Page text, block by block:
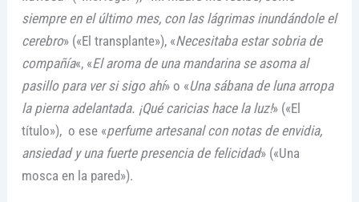
siempre en el último mes, con las lágrimas inundándole el
cerebro» («El transplante»), «Necesitaba estar sobria de
compañía«, «El aroma de una mandarina se asoma al
pasillo para ver si sigo ahí» o «Una sábana de luna arropa
la pierna adelantada. ¡Qué caricias hace la luz!» («El
título»), o ese «perfume artesanal con notas de envidia,
ansiedad y una fuerte presencia de felicidad» («Una
mosca en la pared»).